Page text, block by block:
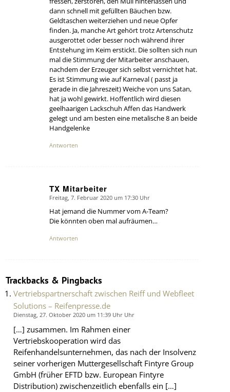
dann schnell mit gefüllten Bäuchen bzw.
Geldtaschen weiterziehen und neue Opfer
finden. Ja, manche Art gehört trotz Artenschutz
ausgerottet oder besser noch während ihrer
Entstehung im Keim erstickt. Die sollten sich nun
mal die Stimmung der Mitarbeiter anschauen,
nachdem der Erzeuger sich selbst vernichtet hat.
Es ist Stimmung wie auf Karneval ( passt ja
gerade in die Jahreszeit) Weiche von uns Satan,
hat ja wohl gewirkt. Hoffentlich wird diesen
geelhaarigen Lackschuh Affen das Handwerk
gelegt und am besten eine metalische 8 an beide
Handgelenke
Antworten
TX Mitarbeiter
says:
Freitag, 7. Februar 2020 um 17:30 Uhr
Hat jemand die Nummer vom A-Team?
Die könnten oben mal aufräumen…
Antworten
Trackbacks & Pingbacks
Vertriebspartnerschaft zwischen Reiff und Webfleet
Solutions – Reifenpresse.de
Dienstag, 27. Oktober 2020 um 11:39 Uhr Uhr
[…] zusammen. Im Rahmen einer
Vertriebskooperation wird das
Reifenhandelsunternehmen, das nach der Insolvenz
seiner vorherigen Muttergesellschaft Fintyre Group
GmbH (früher EFTD bzw. European Fintyre
Distribution) zwischenzeitlich ebenfalls ein […]